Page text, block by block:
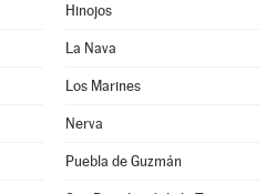
Hinojos
La Nava
Los Marines
Nerva
Puebla de Guzmán